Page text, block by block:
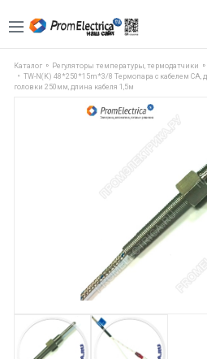
Каталог Регуляторы температуры, термодатчики
TW-N(K) 48*250*15m*3/8 Термопара с кабелем CA,
головки 250мм, длина кабеля 1,5м